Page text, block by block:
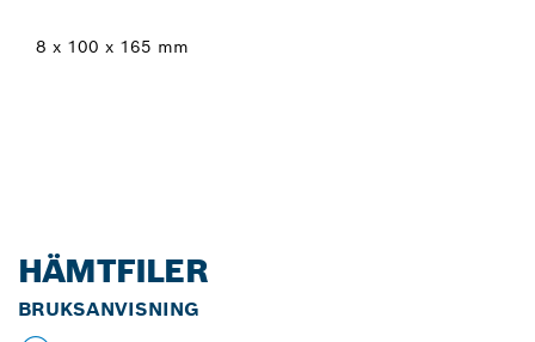
8 x 100 x 165 mm
HÄMTFILER
BRUKSANVISNING